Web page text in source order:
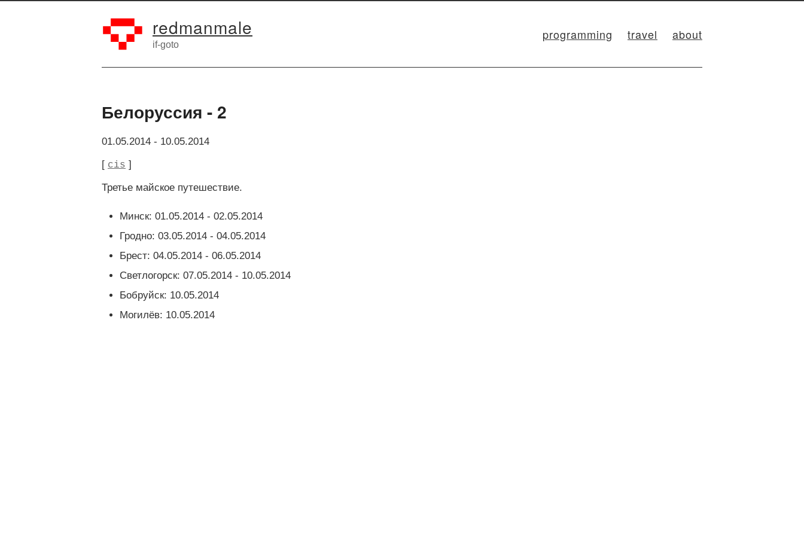
redmanmale
if-goto
programming travel about
Белоруссия - 2
01.05.2014 - 10.05.2014
[ cis ]
Третье майское путешествие.
Минск: 01.05.2014 - 02.05.2014
Гродно: 03.05.2014 - 04.05.2014
Брест: 04.05.2014 - 06.05.2014
Светлогорск: 07.05.2014 - 10.05.2014
Бобруйск: 10.05.2014
Могилёв: 10.05.2014